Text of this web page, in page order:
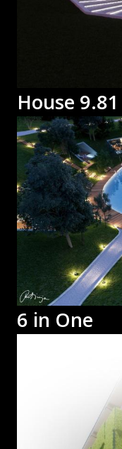
House 9.81
6 in One